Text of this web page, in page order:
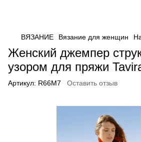
ВЯЗАНИЕ Вязание для женщин
Женский джемпер
узором для пряжи
Артикул: R66M7 Оставить отзыв